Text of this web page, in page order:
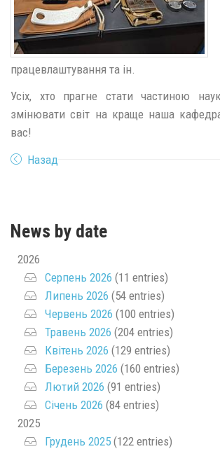
працевлаштування та ін.
Усіх, хто прагне стати частиною
змінювати світ на краще наша
вас!
Назад
News by date
2026
Серпень 2026 (11 entries)
Липень 2026 (54 entries)
Червень 2026 (100 entries)
Травень 2026 (204 entries)
Квітень 2026 (129 entries)
Березень 2026 (160 entries)
Лютий 2026 (91 entries)
Січень 2026 (84 entries)
2025
Грудень 2025 (122 entries)